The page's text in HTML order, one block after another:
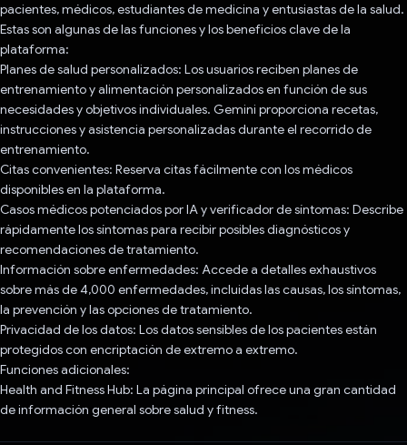
pacientes, médicos, estudiantes de medicina y entusiastas de la salud.
Estas son algunas de las funciones y los beneficios clave de la
plataforma:
Planes de salud personalizados: Los usuarios reciben planes de
entrenamiento y alimentación personalizados en función de sus
necesidades y objetivos individuales. Gemini proporciona recetas,
instrucciones y asistencia personalizadas durante el recorrido de
entrenamiento.
Citas convenientes: Reserva citas fácilmente con los médicos
disponibles en la plataforma.
Casos médicos potenciados por IA y verificador de síntomas: Describe
rápidamente los síntomas para recibir posibles diagnósticos y
recomendaciones de tratamiento.
Información sobre enfermedades: Accede a detalles exhaustivos
sobre más de 4,000 enfermedades, incluidas las causas, los síntomas,
la prevención y las opciones de tratamiento.
Privacidad de los datos: Los datos sensibles de los pacientes están
protegidos con encriptación de extremo a extremo.
Funciones adicionales:
Health and Fitness Hub: La página principal ofrece una gran cantidad
de información general sobre salud y fitness.